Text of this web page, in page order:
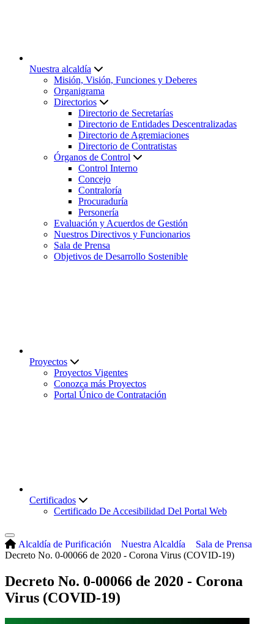
Nuestra alcaldía
Misión, Visión, Funciones y Deberes
Organigrama
Directorios
Directorio de Secretarías
Directorio de Entidades Descentralizadas
Directorio de Agremiaciones
Directorio de Contratistas
Órganos de Control
Control Interno
Concejo
Contraloría
Procuraduría
Personería
Evaluación y Acuerdos de Gestión
Nuestros Directivos y Funcionarios
Sala de Prensa
Objetivos de Desarrollo Sostenible
Proyectos
Proyectos Vigentes
Conozca más Proyectos
Portal Único de Contratación
Certificados
Certificado De Accesibilidad Del Portal Web
Alcaldía de Purificación Nuestra Alcaldía
Sala de Prensa
Decreto No. 0-00066 de 2020 - Corona Virus (COVID-19)
Decreto No. 0-00066 de 2020 - Corona
Virus (COVID-19)